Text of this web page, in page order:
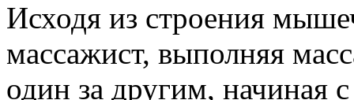
Исходя из строения
массажист, выполняя
один за другим, начиная